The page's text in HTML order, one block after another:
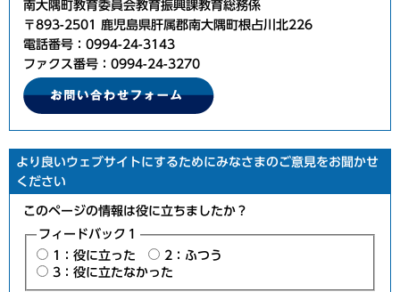
南大隅町教育委員会教育振興課教育総務係
〒893-2501 鹿児島県肝属郡南大隅町根占川北226
電話番号：0994-24-3143
ファクス番号：0994-24-3270
より良いウェブサイトにするためにみなさまのご意見をお聞かせ
ください
このページの情報は役に立ちましたか？
フィードバック１
1：役に立った
2：ふつう
3：役に立たなかった